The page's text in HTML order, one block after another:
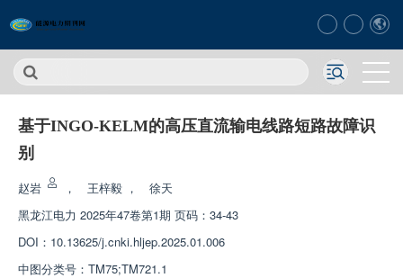
基于INGO-KELM的高压直流输电线路短路故障识
别
赵岩 ， 王梓毅 ，
徐天
黑龙江电力 2025年47卷第1期 页码：34-43
DOI： 10.13625/j.cnki.hljep.2025.01.006
中图分类号： TM75;TM721.1